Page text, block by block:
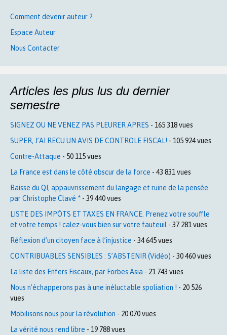
Comment devenir auteur ?
Espace Auteur
Nous Contacter
Articles les plus lus du dernier
semestre
SIGNEZ OU NE VENEZ PAS PLEURER APRES - 165 318 vues
SUPER, J’AI RECU UN AVIS DE CONTROLE FISCAL! - 105 924 vues
Contre-Attaque - 50 115 vues
La France est dans le côté obscur de la force - 43 831 vues
Baisse du QI, appauvrissement du langage et ruine de la pensée
par Christophe Clavé * - 39 440 vues
LISTE DES IMPÔTS ET TAXES EN FRANCE. Prenez votre souffle
et votre temps ! calez-vous bien sur votre fauteuil - 37 281 vues
Réflexion d’un citoyen face à l’injustice - 34 645 vues
CONTRIBUABLES SENSIBLES : S’ABSTENIR (Vidéo) - 30 460 vues
La liste des Enfers Fiscaux, par Forbes Asia - 21 743 vues
Nous n’échapperons pas à une inéluctable spoliation ! - 20 526
vues
Mobilisons nous pour la révolution - 20 070 vues
La vérité nous rend libre - 19 788 vues